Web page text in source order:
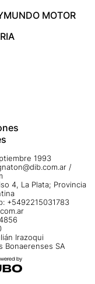
MUNDO MOTOR
1993
/
4, La Plata; Provincia
+5492215031783
Irazoqui
Bonaerenses SA